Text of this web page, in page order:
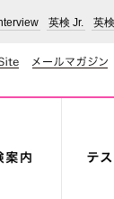
英検 Jr. 英